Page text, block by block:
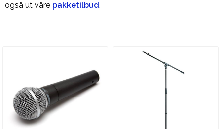
også ut våre pakketilbud.